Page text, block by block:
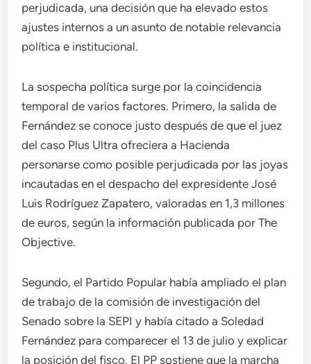
perjudicada, una decisión que ha elevado estos
ajustes internos a un asunto de notable relevancia
política e institucional.
La sospecha política surge por la coincidencia
temporal de varios factores. Primero, la salida de
Fernández se conoce justo después de que el juez
del caso Plus Ultra ofreciera a Hacienda
personarse como posible perjudicada por las joyas
incautadas en el despacho del expresidente José
Luis Rodríguez Zapatero, valoradas en 1,3 millones
de euros, según la información publicada por The
Objective.
Segundo, el Partido Popular había ampliado el plan
de trabajo de la comisión de investigación del
Senado sobre la SEPI y había citado a Soledad
Fernández para comparecer el 13 de julio y explicar
la posición del fisco. El PP sostiene que la marcha